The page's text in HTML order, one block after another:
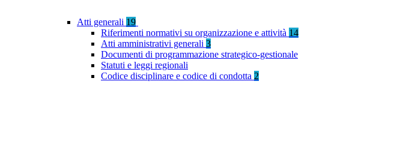
Atti generali 19
Riferimenti normativi su organizzazione e attività 14
Atti amministrativi generali 3
Documenti di programmazione strategico-gestionale
Statuti e leggi regionali
Codice disciplinare e codice di condotta 2